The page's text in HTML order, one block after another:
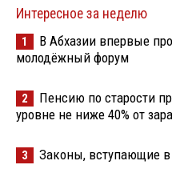
Интересное за неделю
1
В Абхазии впервые
молодёжный форум
2
Пенсию по старости
уровне не ниже 40% от
3 Законы, вступающие в